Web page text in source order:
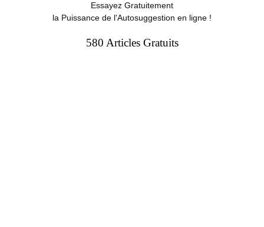
Essayez Gratuitement
la Puissance de l'Autosuggestion en ligne !
580 Articles Gratuits